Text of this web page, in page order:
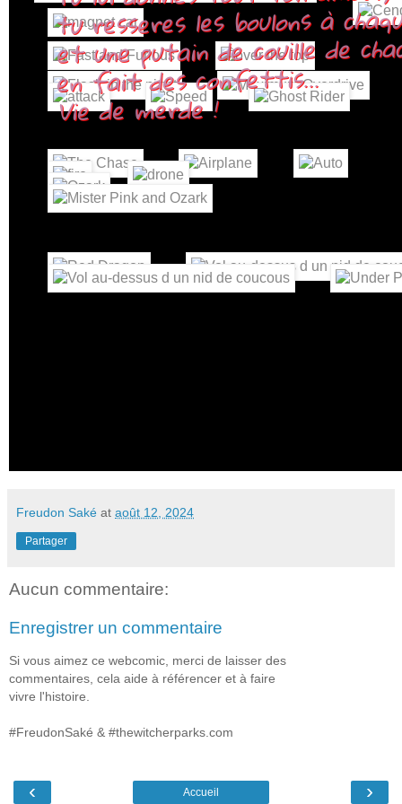
tu resseres les boulons à
et une putain de couille de
en fait des confettis...
Vie de merde !
Freudon Saké at août 12, 2024
Partager
Aucun commentaire:
Enregistrer un commentaire
Si vous aimez ce webcomic, merci de laisser des
commentaires, cela aide à référencer et à faire
vivre l'histoire.
#FreudonSaké & #thewitcherparks.com
‹ ›
Accueil